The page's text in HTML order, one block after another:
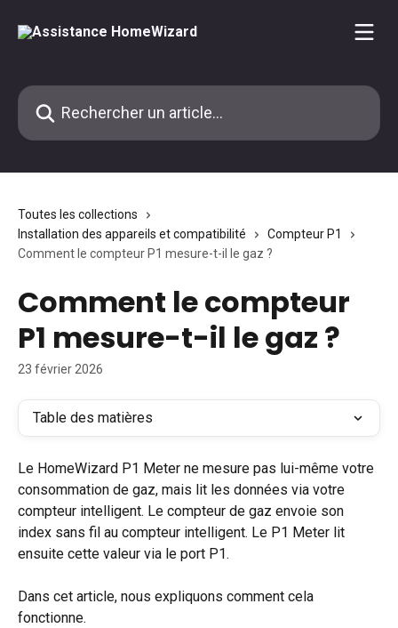
Rechercher un article...
Toutes les collections
Installation des appareils et compatibilité
Compteur P1
Comment le compteur P1 mesure-t-il le gaz ?
Comment le compteur
P1 mesure-t-il le gaz ?
23 février 2026
Table des matières
Le HomeWizard P1 Meter ne mesure pas lui-même votre
consommation de gaz, mais lit les données via votre
compteur intelligent. Le compteur de gaz envoie son
index sans fil au compteur intelligent. Le P1 Meter lit
ensuite cette valeur via le port P1.
Dans cet article, nous expliquons comment cela
fonctionne.